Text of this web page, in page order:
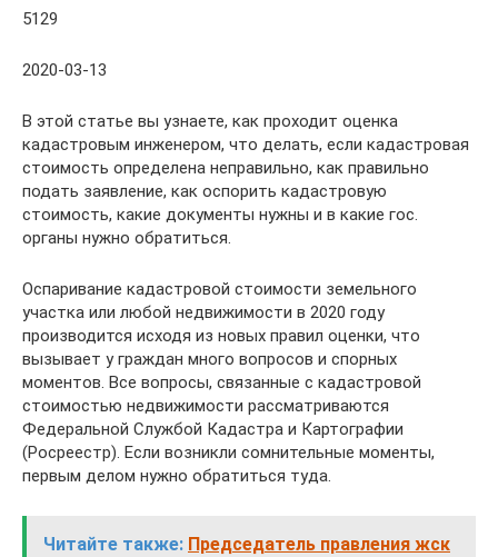
5129
2020-03-13
В этой статье вы узнаете, как проходит оценка
кадастровым инженером, что делать, если кадастровая
стоимость определена неправильно, как правильно
подать заявление, как оспорить кадастровую
стоимость, какие документы нужны и в какие гос.
органы нужно обратиться.
Оспаривание кадастровой стоимости земельного
участка или любой недвижимости в 2020 году
производится исходя из новых правил оценки, что
вызывает у граждан много вопросов и спорных
моментов. Все вопросы, связанные с кадастровой
стоимостью недвижимости рассматриваются
Федеральной Службой Кадастра и Картографии
(Росреестр). Если возникли сомнительные моменты,
первым делом нужно обратиться туда.
Читайте также: Председатель правления жск